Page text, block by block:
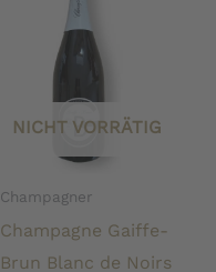
NICHT VORRÄTIG
Champagner
Champagne Gaiffe-
Brun Blanc de Noirs